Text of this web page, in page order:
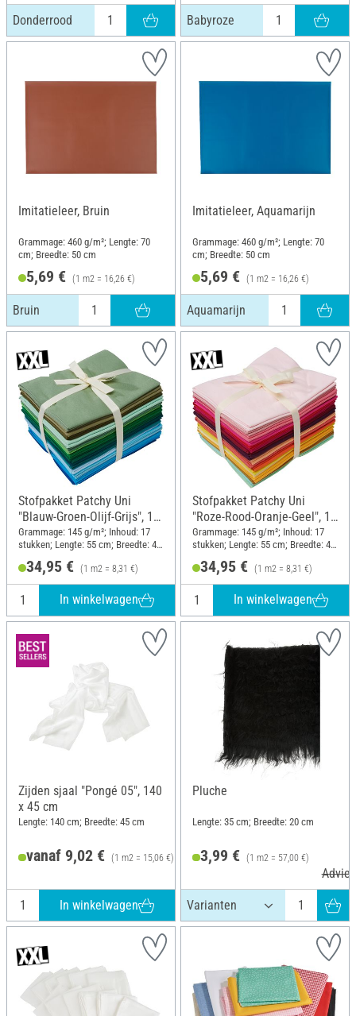
Donderrood Babyroze
Imitatieleer, Bruin
Grammage: 460 g/m²; Lengte: 70
cm; Breedte: 50 cm
5,69 € (1 m2 = 16,26 €)
Bruin
Imitatieleer, Aquamarijn
Grammage: 460 g/m²; Lengte: 70
cm; Breedte: 50 cm
5,69 € (1 m2 = 16,26 €)
Aquamarijn
Stofpakket Patchy Uni
"Blauw-Groen-Olijf-Grijs", 17
stekken
Grammage: 145 g/m²; Inhoud: 17
stukken; Lengte: 55 cm; Breedte: 45
34,95 € (1 m2 = 8,31 €)
In winkelwagen
Stofpakket Patchy Uni
"Roze-Rood-Oranje-Geel", 17
stekken
Grammage: 145 g/m²; Inhoud: 17
stukken; Lengte: 55 cm; Breedte: 45
34,95 € (1 m2 = 8,31 €)
In winkelwagen
Zijden sjaal "Pongé 05", 140
x 45 cm
Lengte: 140 cm; Breedte: 45 cm
vanaf 9,02 € (1 m2 = 15,06 €)
In winkelwagen
Pluche
Lengte: 35 cm; Breedte: 20 cm
3,99 € (1 m2 = 57,00 €)